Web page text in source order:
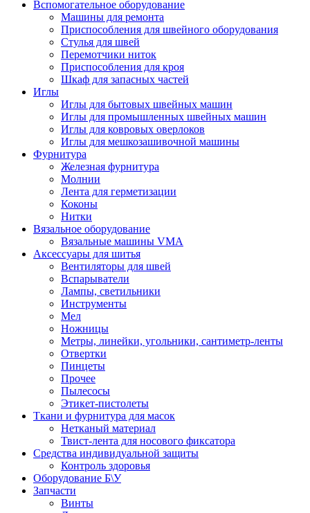
Вспомогательное оборудование
Машины для ремонта
Приспособления для швейного оборудования
Стулья для швей
Перемотчики ниток
Приспособления для кроя
Шкаф для запасных частей
Иглы
Иглы для бытовых швейных машин
Иглы для промышленных швейных машин
Иглы для ковровых оверлоков
Иглы для мешкозашивочной машины
Фурнитура
Железная фурнитура
Молнии
Лента для герметизации
Коконы
Нитки
Вязальное оборудование
Вязальные машины VMA
Аксессуары для шитья
Вентиляторы для швей
Вспарыватели
Лампы, светильники
Инструменты
Мел
Ножницы
Метры, линейки, угольники, сантиметр-ленты
Отвертки
Пинцеты
Прочее
Пылесосы
Этикет-пистолеты
Ткани и фурнитура для масок
Нетканый материал
Твист-лента для носового фиксатора
Средства индивидуальной защиты
Контроль здоровья
Оборудование Б\У
Запчасти
Винты